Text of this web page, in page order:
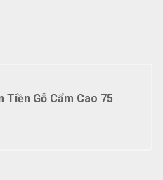
Tiền Gỗ Cẩm Cao 75